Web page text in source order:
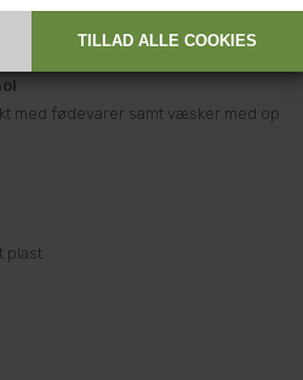
med fødevarer samt væsker med op
plast